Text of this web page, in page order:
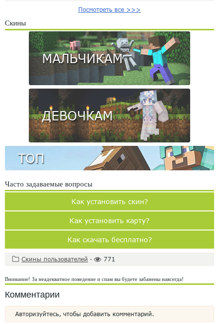
Посмотреть все >>>
Скины
МАЛЬЧИКАМ
ДЕВОЧКАМ
ТОП
Часто задаваемые вопросы
Как установить скин?
Как установить карту?
Как скачать бесплатно?
Скины пользователей · 771
Внимание! За неадекватное поведение и спам вы будете забанены навсегда!
Комментарии
Авторизуйтесь, чтобы добавить комментарий.